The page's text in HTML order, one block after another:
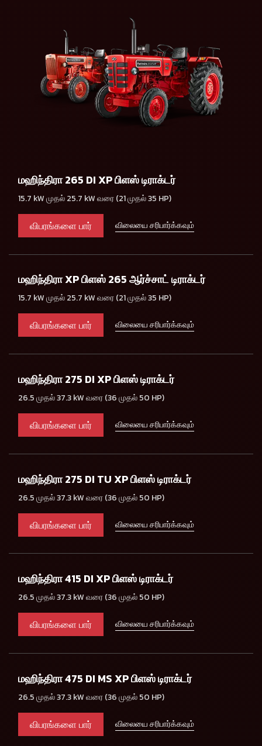
மஹிந்திரா 265 DI XP பிளஸ் டிராக்டர்
15.7 kW முதல் 25.7 kW வரை (21 முதல் 35 HP)
விபரங்களை பார் விலையை சரிபார்க்கவும்
மஹிந்திரா XP பிளஸ் 265 ஆர்ச்சாட் டிராக்டர்
15.7 kW முதல் 25.7 kW வரை (21 முதல் 35 HP)
விபரங்களை பார் விலையை சரிபார்க்கவும்
மஹிந்திரா 275 DI XP பிளஸ் டிராக்டர்
26.5 முதல் 37.3 kW வரை (36 முதல் 50 HP)
விபரங்களை பார் விலையை சரிபார்க்கவும்
மஹிந்திரா 275 DI TU XP பிளஸ் டிராக்டர்
26.5 முதல் 37.3 kW வரை (36 முதல் 50 HP)
விபரங்களை பார் விலையை சரிபார்க்கவும்
மஹிந்திரா 415 DI XP பிளஸ் டிராக்டர்
26.5 முதல் 37.3 kW வரை (36 முதல் 50 HP)
விபரங்களை பார் விலையை சரிபார்க்கவும்
மஹிந்திரா 475 DI MS XP பிளஸ் டிராக்டர்
26.5 முதல் 37.3 kW வரை (36 முதல் 50 HP)
விபரங்களை பார் விலையை சரிபார்க்கவும்